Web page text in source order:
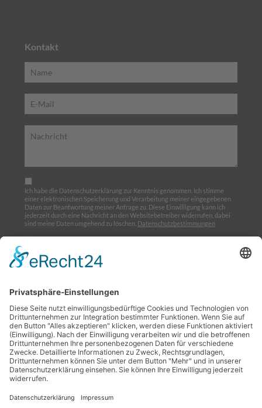
Kontakt
Ich habe die Datenschutzerklärung zur Kenntnis genommen. Ich stimme
einer elektronischen Speicherung und Verarbeitung meiner eingegebenen
Daten zur Beantwortung meiner Anfrage zu. Diese Einwilligung kann ich
jederzeit durch eine Nachricht an den Websitebetreiber widerrufen, dabei
sind meine Daten umgehend zu löschen. Datenschutzbestimmungen
Home
Über uns
Ausbildung
Termine
Links